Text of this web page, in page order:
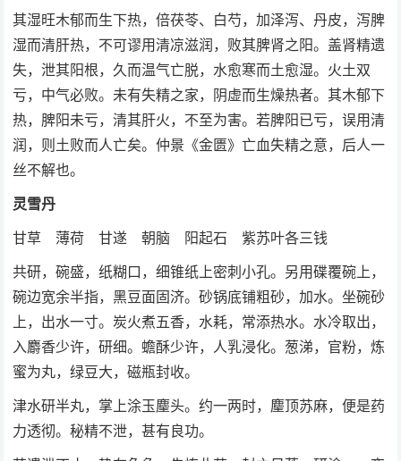
其湿旺木郁而生下热，倍茯苓、白芍，加泽泻、丹皮，泻脾
湿而清肝热，不可谬用清凉滋润，败其脾肾之阳。盖肾精遗
失，泄其阳根，久而温气亡脱，水愈寒而土愈湿。火土双
亏，中气必败。未有失精之家，阴虚而生燥热者。其木郁下
热，脾阳未亏，清其肝火，不至为害。若脾阳已亏，误用清
润，则土败而人亡矣。仲景《金匮》亡血失精之意，后人一
丝不解也。
灵雪丹
甘草 薄荷 甘遂 朝脑 阳起石 紫苏叶各三钱
共研，碗盛，纸糊口，细锥纸上密刺小孔。另用碟覆碗上，
碗边宽余半指，黑豆面固济。砂锅底铺粗砂，加水。坐碗砂
上，出水一寸。炭火煮五香，水耗，常添热水。水冷取出，
入麝香少许，研细。蟾酥少许，人乳浸化。葱涕，官粉，炼
蜜为丸，绿豆大，磁瓶封收。
津水研半丸，掌上涂玉麈头。约一两时，麈顶苏麻，便是药
力透彻。秘精不泄，甚有良功。